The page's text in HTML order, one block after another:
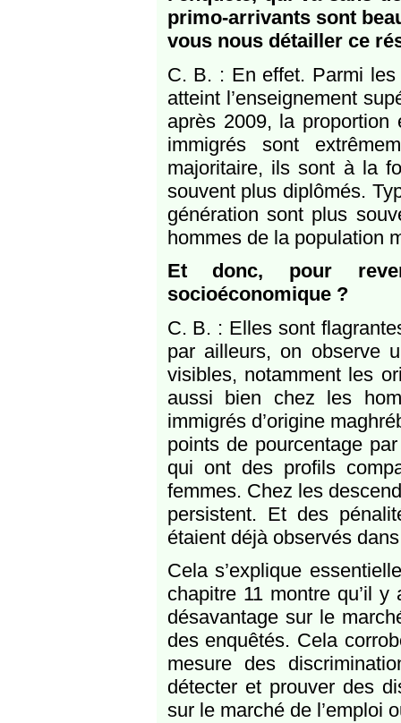
primo-arrivants sont
vous nous détailler ce
C. B. : En effet. Parmi
atteint l’enseignement
après 2009, la
immigrés sont
majoritaire, ils sont à la
souvent plus diplômés.
génération sont plus
hommes de la population
Et donc, pour
socioéconomique ?
C. B. : Elles sont
par ailleurs, on observe
visibles, notamment les
aussi bien chez les
immigrés d’origine
points de pourcentage
qui ont des profils
femmes. Chez les
persistent. Et des
étaient déjà observés
Cela s’explique
chapitre 11 montre qu’il
désavantage sur le
des enquêtés. Cela
mesure des
détecter et prouver des
sur le marché de l’emploi